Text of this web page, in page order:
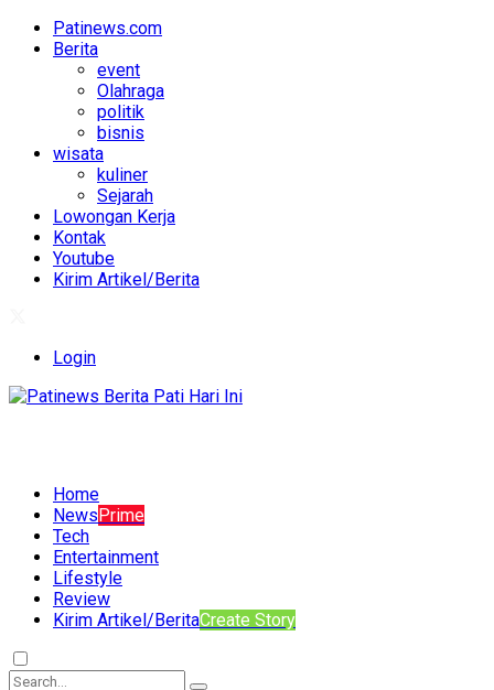
Patinews.com
Berita
event
Olahraga
politik
bisnis
wisata
kuliner
Sejarah
Lowongan Kerja
Kontak
Youtube
Kirim Artikel/Berita
Login
Home
NewsPrime
Tech
Entertainment
Lifestyle
Review
Kirim Artikel/BeritaCreate Story